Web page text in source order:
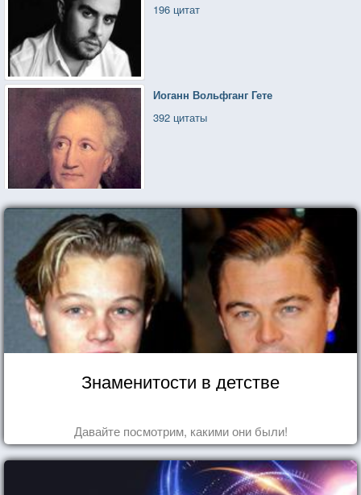
196 цитат
Иоганн Вольфганг Гете
392 цитаты
Знаменитости в детстве
Давайте посмотрим, какими они были!